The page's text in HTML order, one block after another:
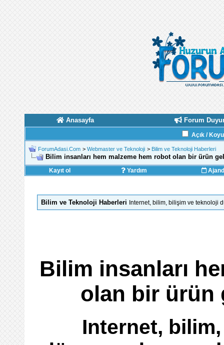
Anasayfa Forum
Açık /
ForumAdasi.Com > Webmaster ve Teknoloji > Bilim ve Teknoloji Haberleri
Bilim insanları hem malzeme hem robot olan bir ürün
Kayıt ol Yardım
Bilim ve Teknoloji Haberleri Internet, bilim, bilişim ve teknoloji
Bilim insanları
olan bir ürün
Internet,